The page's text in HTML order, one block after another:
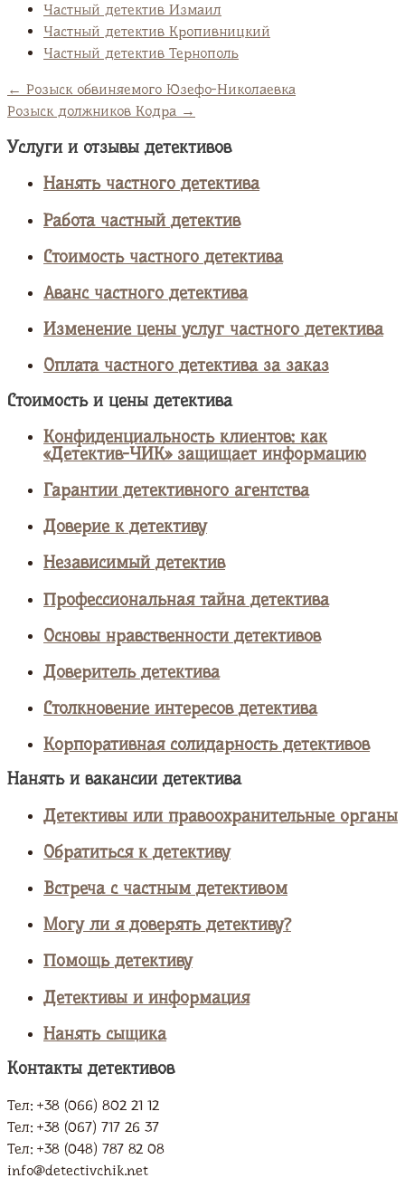
Частный детектив Измаил
Частный детектив Кропивницкий
Частный детектив Тернополь
← Розыск обвиняемого Юзефо-Николаевка
Розыск должников Кодра →
Услуги и отзывы детективов
Нанять частного детектива
Работа частный детектив
Стоимость частного детектива
Аванс частного детектива
Изменение цены услуг частного детектива
Оплата частного детектива за заказ
Стоимость и цены детектива
Конфиденциальность клиентов: как
«Детектив-ЧИК» защищает информацию
Гарантии детективного агентства
Доверие к детективу
Независимый детектив
Профессиональная тайна детектива
Основы нравственности детективов
Доверитель детектива
Столкновение интересов детектива
Корпоративная солидарность детективов
Нанять и вакансии детектива
Детективы или правоохранительные органы
Обратиться к детективу
Встреча с частным детективом
Могу ли я доверять детективу?
Помощь детективу
Детективы и информация
Нанять сыщика
Контакты детективов
Тел: +38 (066) 802 21 12
Тел: +38 (067) 717 26 37
Тел: +38 (048) 787 82 08
info@detectivchik.net